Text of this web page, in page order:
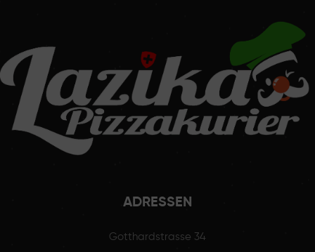
ADRESSEN
Gotthardstrasse 34